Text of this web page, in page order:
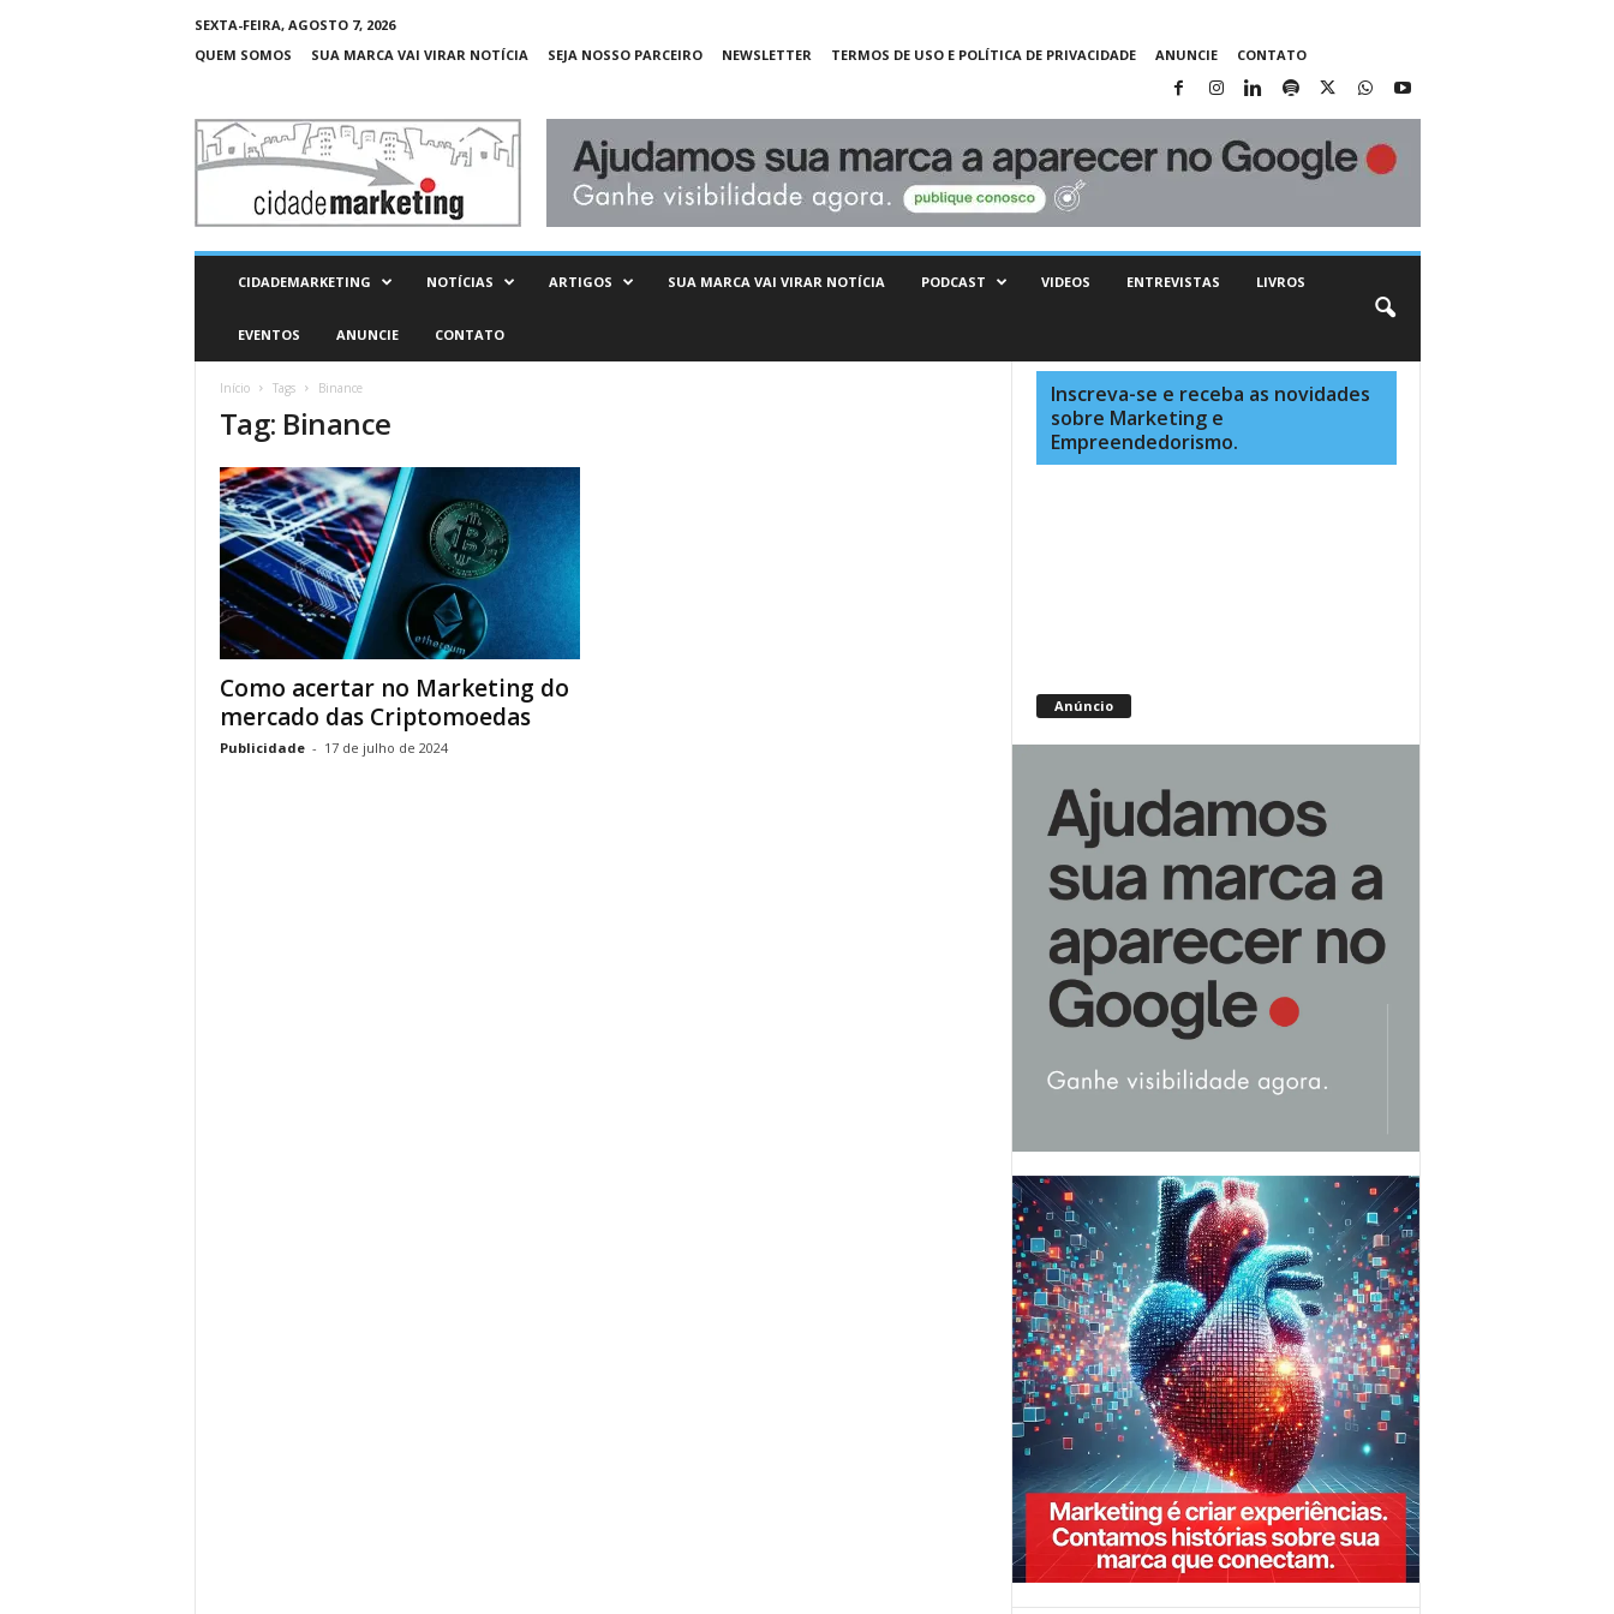
SEXTA-FEIRA, AGOSTO 7, 2026
QUEM SOMOS
SUA MARCA VAI VIRAR NOTÍCIA SEJA NOSSO PARCEIRO NEWSLETTER TERMOS DE USO E POLÍTICA DE PRIVACIDADE ANUNCIE CONTATO
C
d
CIDADEMARKETING NOTÍCIAS ARTIGOS SUA MARCA VAI VIRAR NOTÍCIA PODCAST VIDEOS ENTREVISTAS LIVROS
EVENTOS ANUNCIE CONTATO
Início Tags Binance
Tag: Binance
Como acertar no Marketing do
mercado das Criptomoedas
Publicidade - 17 de julho de 2024
Inscreva-se e receba as novidades
sobre Marketing e
Empreendedorismo.
Anúncio